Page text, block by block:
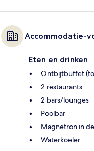
Accommodatie-
Eten en drinken
Ontbijtbuffet
2 restaurants
2 bars/lounges
Poolbar
Magnetron in
Waterkoeler